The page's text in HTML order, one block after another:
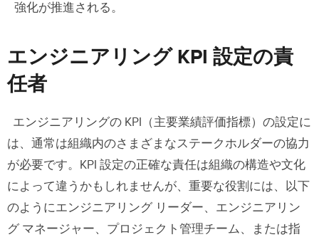
強化が推進される。
エンジニアリング KPI 設定の責
任者
エンジニアリングの KPI（主要業績評価指標）の設定に
は、通常は組織内のさまざまなステークホルダーの協力
が必要です。KPI 設定の正確な責任は組織の構造や文化
によって違うかもしれませんが、重要な役割には、以下
のようにエンジニアリング リーダー、エンジニアリン
グ マネージャー、プロジェクト管理チーム、または指